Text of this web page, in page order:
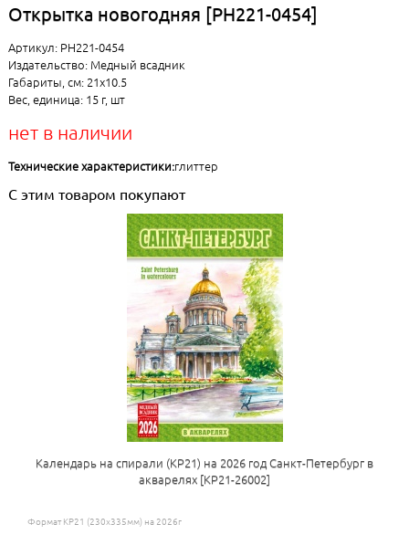
Открытка новогодняя [РН221-0454]
Артикул: РН221-0454
Издательство: Медный всадник
Габариты, см: 21x10.5
Вес, единица: 15 г, шт
нет в наличии
Технические характеристики:глиттер
С этим товаром покупают
Календарь на спирали (КР21) на 2026 год Санкт-Петербург в
акварелях [КР21-26002]
Формат КР21 (230х335мм) на 2026г